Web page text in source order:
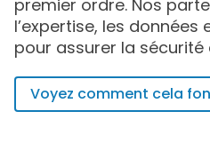
premier ordre. Nos
l’expertise, les données
pour assurer la sécurité
Voyez comment cela